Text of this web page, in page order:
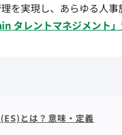
を実現し、あらゆる人
タレントマネジメント
とは？意味・定義